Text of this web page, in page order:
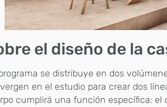
el diseño de la
se distribuye en dos
en el estudio para crear dos
cumplirá una función específica: el